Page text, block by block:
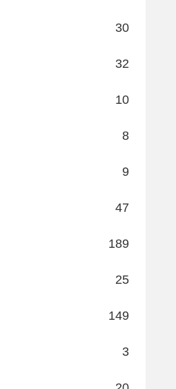
30
32
10
8
9
47
189
25
149
3